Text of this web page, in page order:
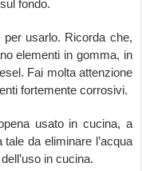
fondo.
usarlo. Ricorda che,
elementi in gomma, in
Fai molta attenzione
fortemente corrosivi.
usato in cucina, a
da eliminare l’acqua
in cucina.